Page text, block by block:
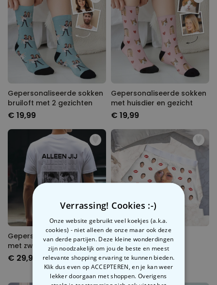
Gepersonaliseerde sokken
bruiloft met 2 gezichten
€ 19,99
Gepersonaliseerde sokken
met huisdier en gezicht
€ 19,99
Gepersonaliseerd t-shirt
met zwart wit foto’s en
tekst
€ 29,99
Gepersonaliseerde
boxershort met rits
ontwerp
€ 29,99
Verrassing! Cookies :-)
Onze website gebruikt veel koekjes (a.k.a.
cookies) - niet alleen de onze maar ook deze
van derde partijen. Deze kleine wonderdingen
zijn noodzakelijk om jou de beste en meest
relevante shopping ervaring te kunnen bieden.
Klik dus even op ACCEPTEREN, en je kan weer
lekker doorgaan met shoppen. Overigens